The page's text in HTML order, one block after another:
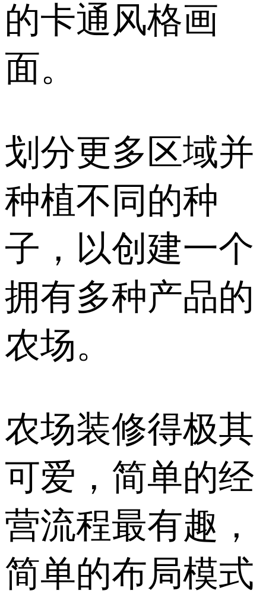
的卡通风格画
面。
划分更多区域并
种植不同的种
子，以创建一个
拥有多种产品的
农场。
农场装修得极其
可爱，简单的经
营流程最有趣，
简单的布局模式